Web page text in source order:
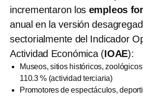
incrementaron los empleos
anual en la versión
sectorialmente del Indicador
Actividad Económica (IOAE):
Museos, sitios históricos,
110.3 % (actividad terciaria)
Promotores de espectáculos,